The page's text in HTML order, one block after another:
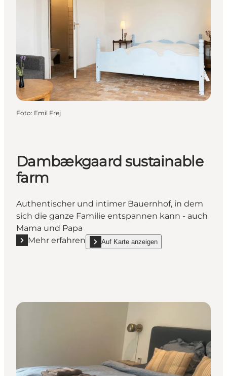
Foto: Emil Frej
Dambækgaard sustainable
farm
Authentischer und intimer Bauernhof, in dem
sich die ganze Familie entspannen kann - auch
Mama und Papa
Mehr erfahren
Mehr erfahren "Dambækgaard sustainable farm"
Auf Karte anzeigen
show Dambækgaard sustainable farm on_map